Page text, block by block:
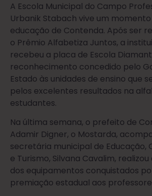
A Escola Municipal do Campo
Urbanik Stabach vive um
educação de Contenda. Após ser
o Prêmio Alfabetiza Juntos, a
recebeu a placa de Escola
reconhecimento concedido pelo
Estado às unidades de ensino que
pelos excelentes resultados na
estudantes.
Na última semana, o prefeito de
Adamir Digner, o Mostarda,
secretária municipal de Educação,
e Turismo, Silvana Cavalim,
dos equipamentos conquistados
premiação estadual aos